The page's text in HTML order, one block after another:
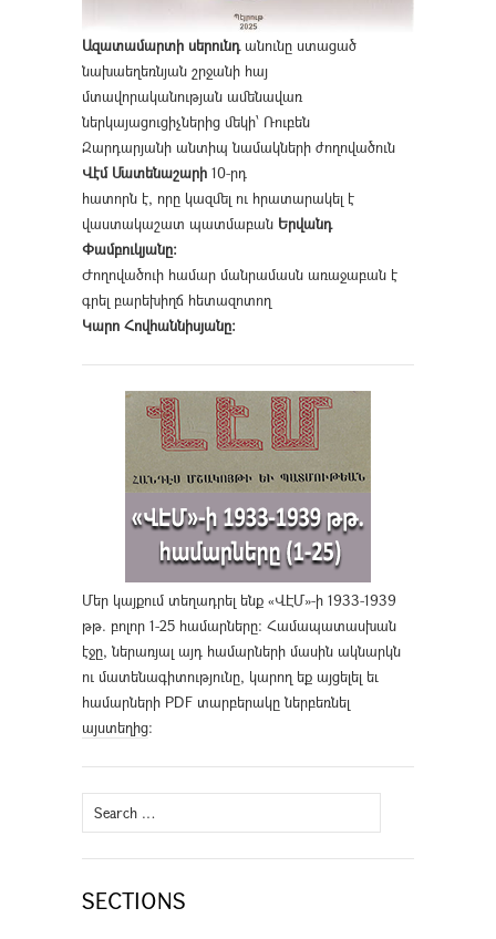
Ազատամարտի սերունդանունը ստացած
նախաեղեռնյան շրջանի հայ
մտավորականության ամենավառ
ներկայացուցիչներից մեկի՝ Ռուբեն
Զարդարյանի անտիպ նամակների ժողովածուն
Վէմ Մատենաշարի 10-րդ
հատորն է, որը կազմել ու հրատարակել է
վաստակաշատ պատմաբան Երվանդ
Փամբուկյանը։
Ժողովածուի համար մանրամասն առաջաբան է
գրել բարեխիղճ հետազոտող
Կարո Հովհաննիսյանը։
Մեր կայքում տեղադրել ենք «ՎԷՄ»-ի 1933-1939
թթ. բոլոր 1-25 համարները։ Համապատասխան
էջը, ներառյալ այդ համարների մասին ակնարկն
ու մատենագիտությունը, կարող եք այցելել եւ
համարների PDF տարբերակը ներբեռնել
այստեղից։
Search
for:
SECTIONS